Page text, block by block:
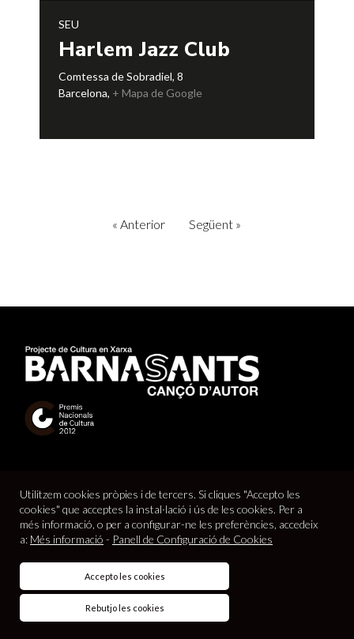
SEU
Harlem Jazz Club
Comtessa de Sobradiel, 8
Barcelona, + Mapa de Google
« Anterior Següent »
© 2026BarnasantsProjecte de Cultura en Xarxa |
Política de cookies|Política de privacitat
Utilitzem cookies pròpies i de tercers. Si cliques "Accepto les
cookies" que acceptes la instal·lació i ús de les cookies. Per a
més informació, o per a configurar-ne les preferències, accedeix
a: Més informació - Panell de Configuració de Cookies
Accepto les cookies
Rebutjo les cookies